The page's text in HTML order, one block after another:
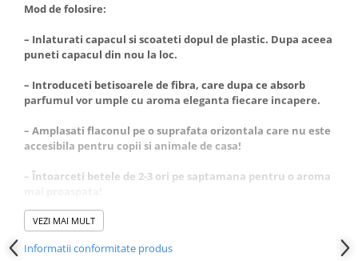
Mod de folosire:
– Inlaturati capacul si scoateti dopul de plastic. Dupa aceea
puneti capacul din nou la loc.
– Introduceti betisoarele de fibra, care dupa ce absorb
parfumul vor umple cu aroma eleganta fiecare incapere.
– Amplasati flaconul pe o suprafata orizontala care nu este
accesibila pentru copii si animale de casa!
– Întoarceti betele de 2-3 ori pe saptamana pentru o aroma
– La amplasare va rugam sa fiti atenti ca betisoarele sau
plastic, fiindca ele pot fi deteriorate.
VEZI MAI MULT
Informatii conformitate produs